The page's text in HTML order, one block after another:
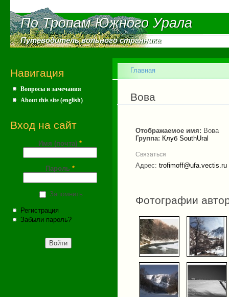
По Тропам Южного Урала
По Тропам Южного Урала
Путеводитель вольного странника
Путеводитель вольного странника
Навигация
Вопросы и замечания
About this site (english)
Вход на сайт
Имя (почта) *
Пароль *
Запомнить
Регистрация
Забыли пароль?
Вы здесь
Главная
Вова
Отображаемое имя: Вова
Группа: Клуб SouthUral
Связаться
Адрес: trofimoff@ufa.vectis.ru
Фотографии